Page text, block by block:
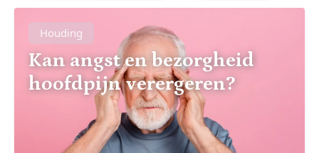
Houding
Kan angst en bezorgheid
hoofdpijn verergeren?